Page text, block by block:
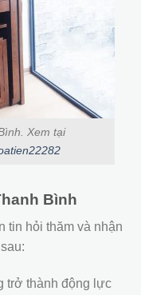
Xem tại
Bình
tin hỏi thăm và nhận
trở thành động lực